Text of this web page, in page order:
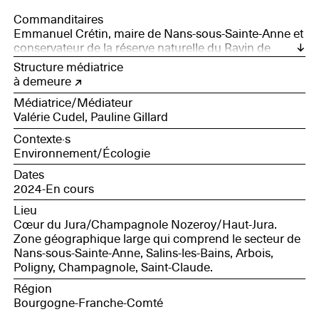
Commanditaires
Emmanuel Crétin, maire de Nans-sous-Sainte-Anne et
conservateur de la réserve naturelle du Ravin de
Valbois ; Wim Cuyvers, architecte-forestier ; Amélie
Fleury, documentaliste et poétesse ; Bertrand Formet,
coordinateur numérique éducatif et innovation,
Canopé BFC ; Marjorie Martin, conservatrice bénévole
de la RNR des grottes de la Côte de la Baume ;
Christian, retraité, chasseur.
Structure médiatrice
à demeure
Médiatrice/Médiateur
Valérie Cudel, Pauline Gillard
Contexte·s
Environnement/Écologie
Dates
2024-En cours
Lieu
Cœur du Jura/Champagnole Nozeroy/Haut-Jura.
Zone géographique large qui comprend le secteur de
Nans-sous-Sainte-Anne, Salins-les-Bains, Arbois,
Poligny, Champagnole, Saint-Claude.
Région
Bourgogne-Franche-Comté